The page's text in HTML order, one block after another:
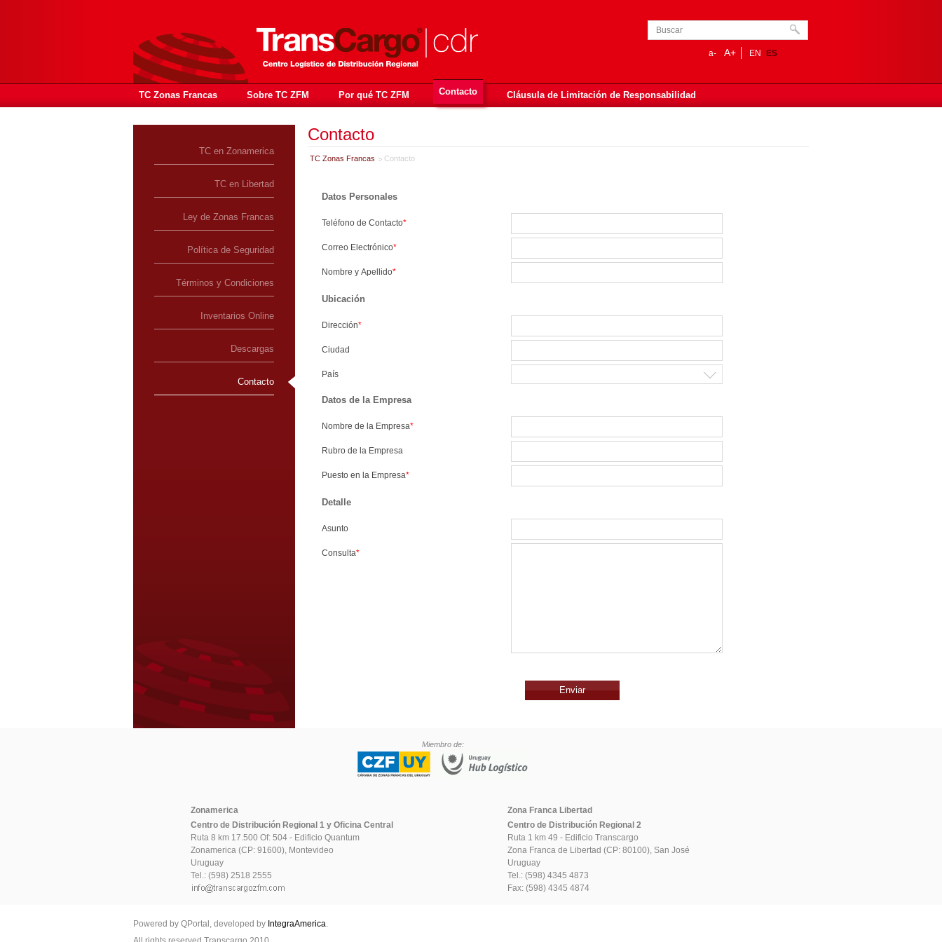
a- A+ EN ES
TC Zonas Francas Sobre TC ZFM Por qué TC ZFM Contacto Cláusula de Limitación de Responsabilidad
TC en Zonamerica
TC en Libertad
Ley de Zonas Francas
Política de Seguridad
Términos y Condiciones
Inventarios Online
Descargas
Contacto
Contacto
TC Zonas Francas Contacto
Datos Personales
Teléfono de Contacto*
Correo Electrónico*
Nombre y Apellido*
Ubicación
Dirección*
Ciudad
País
Datos de la Empresa
Nombre de la Empresa*
Rubro de la Empresa
Puesto en la Empresa*
Detalle
Asunto
Consulta*
Enviar
Miembro de:
Zonamerica
Centro de Distribución Regional 1 y Oficina Central
Ruta 8 km 17.500 Of: 504 - Edificio Quantum
Zonamerica (CP: 91600), Montevideo
Uruguay
Tel.: (598) 2518 2555
Zona Franca Libertad
Centro de Distribución Regional 2
Ruta 1 km 49 - Edificio Transcargo
Zona Franca de Libertad (CP: 80100), San José
Uruguay
Tel.: (598) 4345 4873
Fax: (598) 4345 4874
Powered by QPortal, developed by IntegraAmerica.